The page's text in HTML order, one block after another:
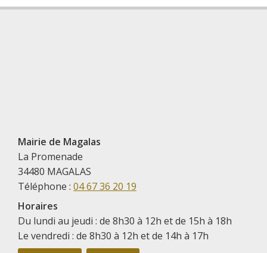
Mairie de Magalas
La Promenade
34480 MAGALAS
Téléphone : 04 67 36 20 19
Horaires
Du lundi au jeudi : de 8h30 à 12h et de 15h à 18h
Le vendredi : de 8h30 à 12h et de 14h à 17h